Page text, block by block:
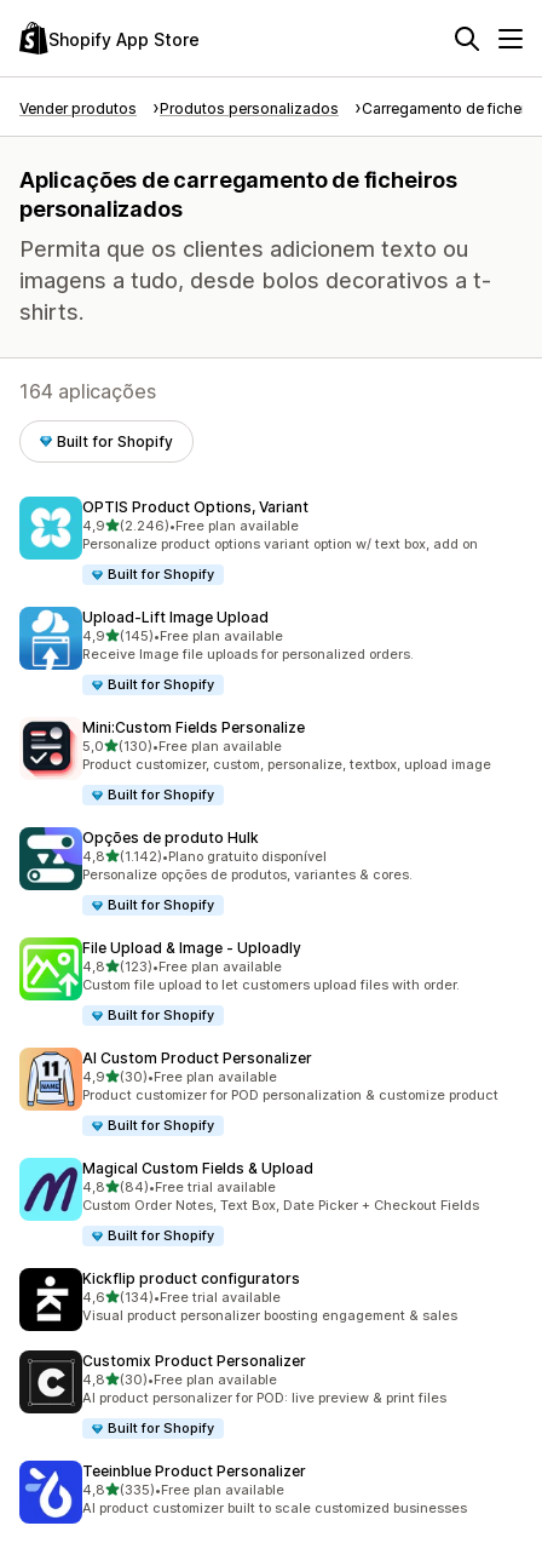
Shopify App Store
Vender produtos Produtos personalizados Carregamento de
Aplicações de carregamento de ficheiros
personalizados
Permita que os clientes adicionem texto ou
imagens a tudo, desde bolos decorativos a t-
shirts.
164 aplicações
Built for Shopify
OPTIS Product Options, Variant
4,9de 5 estrelas
(2.246)
2246 total de avaliações
•Free plan available
Personalize product options variant option w/ text box, add on
Built for Shopify
Upload‑Lift Image Upload
4,9de 5 estrelas
(145)
145 total de avaliações
•Free plan available
Receive Image file uploads for personalized orders.
Built for Shopify
Mini:Custom Fields Personalize
5,0de 5 estrelas
(130)
130 total de avaliações
•Free plan available
Product customizer, custom, personalize, textbox, upload image
Built for Shopify
Opções de produto Hulk
4,8de 5 estrelas
(1.142)
1142 total de avaliações
•Plano gratuito disponível
Personalize opções de produtos, variantes & cores.
Built for Shopify
File Upload & Image ‑ Uploadly
4,8de 5 estrelas
(123)
123 total de avaliações
•Free plan available
Custom file upload to let customers upload files with order.
Built for Shopify
AI Custom Product Personalizer
4,9de 5 estrelas
(30)
30 total de avaliações
•Free plan available
Product customizer for POD personalization & customize product
Built for Shopify
Magical Custom Fields & Upload
4,8de 5 estrelas
(84)
84 total de avaliações
•Free trial available
Custom Order Notes, Text Box, Date Picker + Checkout Fields
Built for Shopify
Kickflip product configurators
4,6de 5 estrelas
(134)
134 total de avaliações
•Free trial available
Visual product personalizer boosting engagement & sales
Customix Product Personalizer
4,8de 5 estrelas
(30)
30 total de avaliações
•Free plan available
AI product personalizer for POD: live preview & print files
Built for Shopify
Teeinblue Product Personalizer
4,8de 5 estrelas
(335)
335 total de avaliações
•Free plan available
AI product customizer built to scale customized businesses